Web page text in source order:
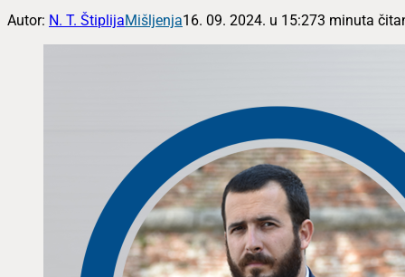
Autor: N. T. ŠtiplijaMišljenja16. 09. 2024. u 15:273 minuta